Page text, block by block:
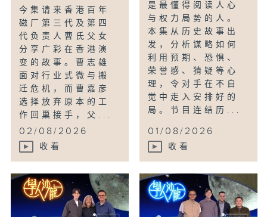
今集请来香港百年
磁厂第三代及第四
代负责人曹氏父女
分享广彩在香港演
变的故事。曹志雄
面对行业式微与搬
迁危机，而曹嘉彦
选择放弃原本的工
作回巢接手，父...
02/08/2026
收看
是最懂得阅读人心
与权力局势的人。
本集从历史故事出
发，分析谋略如何
利用预期、恐惧、
荣誉感、猜疑等心
理，令对手在不自
觉中走入安排好的
局。节目连结历...
01/08/2026
收看